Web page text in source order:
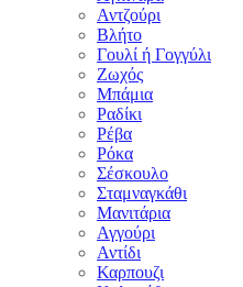
Αντζούρι
Βλήτο
Γουλί ή Γογγύλι
Ζωχός
Μπάμια
Ραδίκι
Ρέβα
Ρόκα
Σέσκουλο
Σταμναγκάθι
Μανιτάρια
Αγγούρι
Αντίδι
Καρπουζι